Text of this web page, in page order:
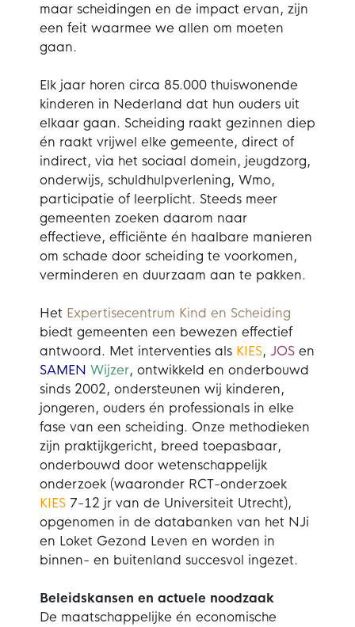
maar scheidingen en de impact ervan, zijn
een feit waarmee we allen om moeten
gaan.
Elk jaar horen circa 85.000 thuiswonende
kinderen in Nederland dat hun ouders uit
elkaar gaan. Scheiding raakt gezinnen diep
én raakt vrijwel elke gemeente, direct of
indirect, via het sociaal domein, jeugdzorg,
onderwijs, schuldhulpverlening, Wmo,
participatie of leerplicht. Steeds meer
gemeenten zoeken daarom naar
effectieve, efficiënte én haalbare manieren
om schade door scheiding te voorkomen,
verminderen en duurzaam aan te pakken.
Het Expertisecentrum Kind en Scheiding
biedt gemeenten een bewezen effectief
antwoord. Met interventies als KIES, JOS en
SAMEN Wijzer, ontwikkeld en onderbouwd
sinds 2002, ondersteunen wij kinderen,
jongeren, ouders én professionals in elke
fase van een scheiding. Onze methodieken
zijn praktijkgericht, breed toepasbaar,
onderbouwd door wetenschappelijk
onderzoek (waaronder RCT-onderzoek
KIES 7-12 jr van de Universiteit Utrecht),
opgenomen in de databanken van het NJi
en Loket Gezond Leven en worden in
binnen- en buitenland succesvol ingezet.
Beleidskansen en actuele noodzaak
De maatschappelijke én economische